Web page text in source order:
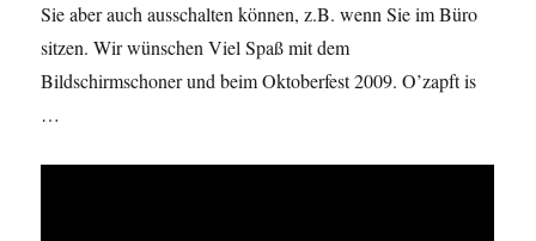
Sie aber auch ausschalten können, z.B. wenn Sie im Büro
sitzen. Wir wünschen Viel Spaß mit dem
Bildschirmschoner und beim Oktoberfest 2009. O’zapft is
…